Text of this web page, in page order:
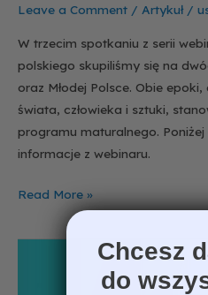
Leave a Comment / Artykuł/
W trzecim spotkaniu z serii
polskiego skupiliśmy się na
oraz Młodej Polsce. Obie
świata, człowieka i sztuki,
programu maturalnego. Poniżej
informacje z webinaru.
Read More »
PodsumowanieChcesz
do